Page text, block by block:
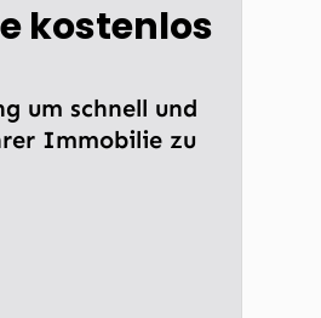
kostenlos
um schnell und
Immobilie zu